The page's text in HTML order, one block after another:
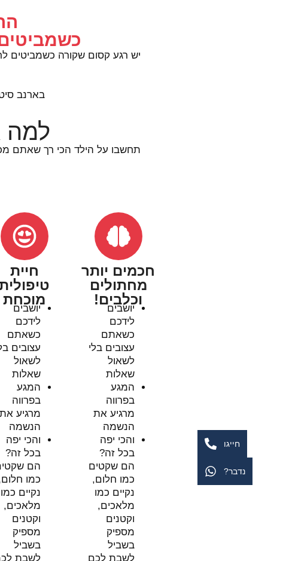
יש רגע קסום שקורה כשמביטים
בארנב
למה
תחשבו על הילד הכי רך שאתם
חכמים יותר
מחתולים
וכלבים!
יושבים
לידכם
כשאתם
עצובים בלי
לשאול
שאלות
המגע
בפרווה
מרגיע את
הנשמה
והכי יפה
בכל זה?
הם שקטים
כמו חלום,
נקיים כמו
מלאכים,
וקטנים
מספיק
בשביל
לשבת לכם
חיית
טיפולית
מוכחת
יושבים
לידכם
כשאתם
עצובים בלי
לשאול
שאלות
המגע
בפרווה
מרגיע את
הנשמה
והכי יפה
בכל זה?
הם שקטים
כמו חלום,
נקיים כמו
מלאכים,
וקטנים
מספיק
בשביל
לשבת
חייגו
נדבר?